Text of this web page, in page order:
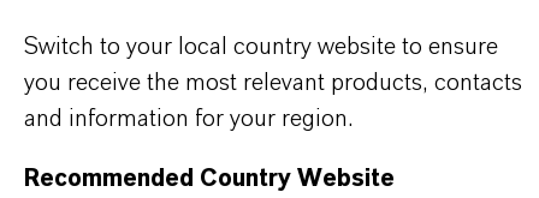
Switch to your local country website to ensure
you receive the most relevant products, contacts
and information for your region.
Recommended Country Website